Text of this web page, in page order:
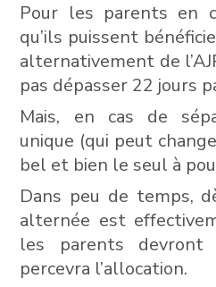
Pour les parents en
qu’ils puissent
alternativement de
pas dépasser 22 jours
Mais, en cas de
unique (qui peut
bel et bien le seul à
Dans peu de temps,
alternée est
les parents devront
percevra l’allocation.